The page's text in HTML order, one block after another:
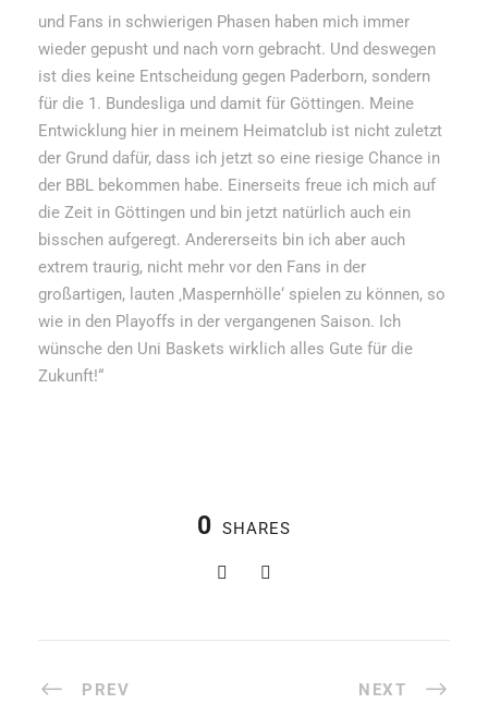
und Fans in schwierigen Phasen haben mich immer
wieder gepusht und nach vorn gebracht. Und deswegen
ist dies keine Entscheidung gegen Paderborn, sondern
für die 1. Bundesliga und damit für Göttingen. Meine
Entwicklung hier in meinem Heimatclub ist nicht zuletzt
der Grund dafür, dass ich jetzt so eine riesige Chance in
der BBL bekommen habe. Einerseits freue ich mich auf
die Zeit in Göttingen und bin jetzt natürlich auch ein
bisschen aufgeregt. Andererseits bin ich aber auch
extrem traurig, nicht mehr vor den Fans in der
großartigen, lauten ‚Maspernhölle‘ spielen zu können, so
wie in den Playoffs in der vergangenen Saison. Ich
wünsche den Uni Baskets wirklich alles Gute für die
Zukunft!“
0 SHARES
PREV NEXT